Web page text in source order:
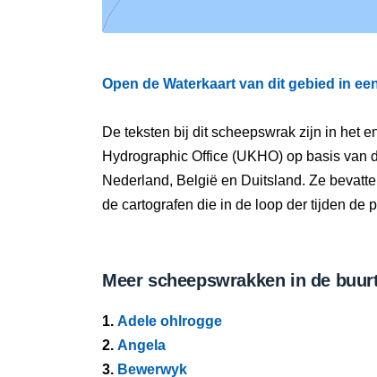
Open de Waterkaart van dit gebied in
De teksten bij dit scheepswrak zijn in het
Hydrographic Office (UKHO) op basis van
Nederland, België en Duitsland. Ze
de cartografen die in de loop der tijden de
Meer scheepswrakken in de
1. Adele ohlrogge
2. Angela
3. Bewerwyk